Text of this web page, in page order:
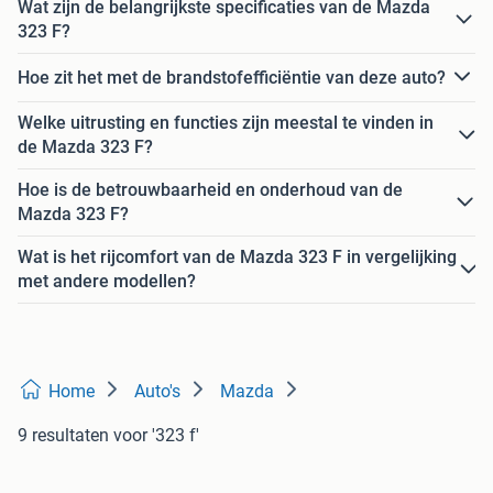
Wat zijn de belangrijkste specificaties van de Mazda
323 F?
Hoe zit het met de brandstofefficiëntie van deze auto?
Welke uitrusting en functies zijn meestal te vinden in
de Mazda 323 F?
Hoe is de betrouwbaarheid en onderhoud van de
Mazda 323 F?
Wat is het rijcomfort van de Mazda 323 F in vergelijking
met andere modellen?
Home Auto's Mazda
9 resultaten voor '323 f'